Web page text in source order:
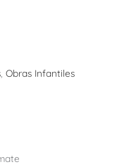
, Obras Infantiles